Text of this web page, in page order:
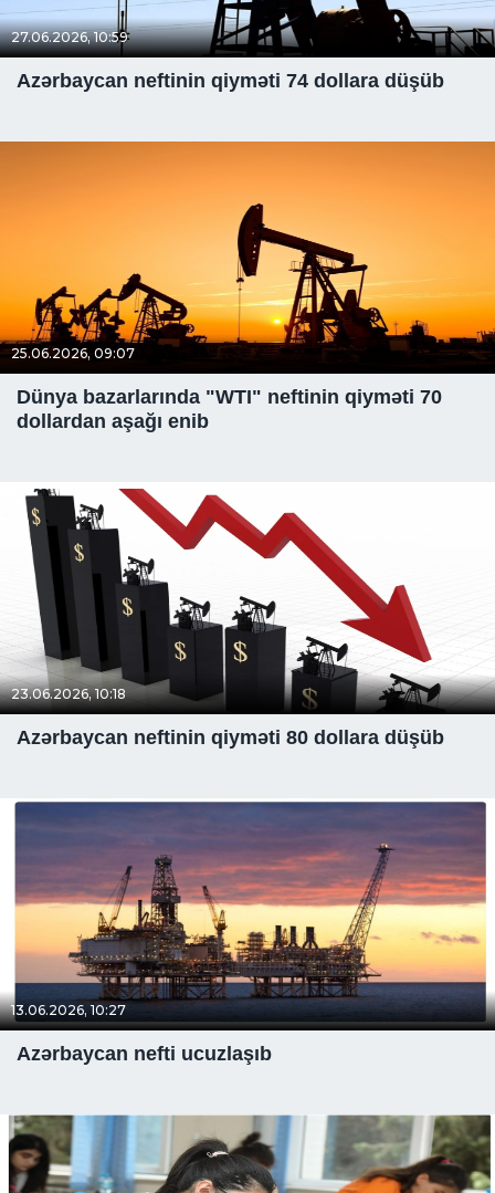
27.06.2026, 10:59
Azərbaycan neftinin qiyməti 74 dollara düşüb
25.06.2026, 09:07
Dünya bazarlarında "WTI" neftinin qiyməti 70
dollardan aşağı enib
23.06.2026, 10:18
Azərbaycan neftinin qiyməti 80 dollara düşüb
13.06.2026, 10:27
Azərbaycan nefti ucuzlaşıb